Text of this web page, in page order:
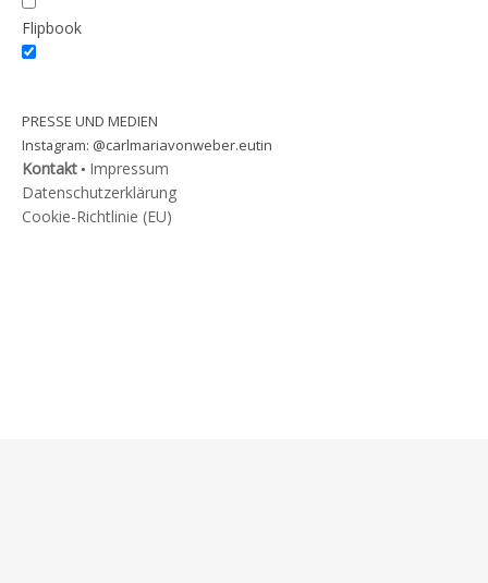
Flipbook
PRESSE UND MEDIEN
Instagram: @carlmariavonweber.eutin
Kontakt • Impressum
Datenschutzerklärung
Cookie-Richtlinie (EU)